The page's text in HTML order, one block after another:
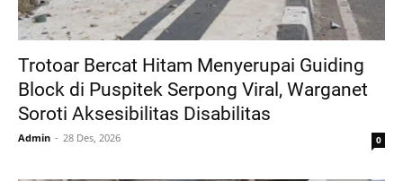
Trotoar Bercat Hitam Menyerupai Guiding
Block di Puspitek Serpong Viral, Warganet
Soroti Aksesibilitas Disabilitas
Admin 28 Des, 2026 0